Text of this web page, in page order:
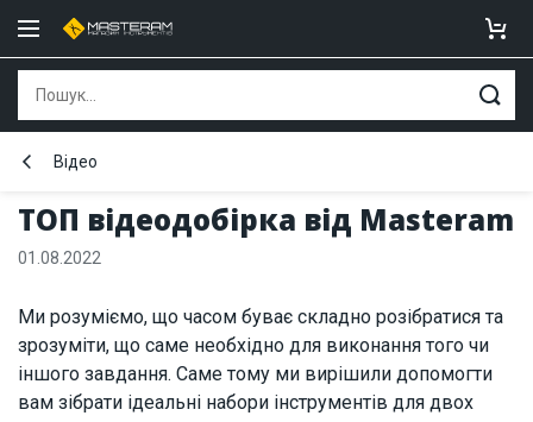
ТОП відеодобірка від Masteram
Відео
01.08.2022
Ми розуміємо, що часом буває складно розібратися та
зрозуміти, що саме необхідно для виконання того чи
іншого завдання. Саме тому ми вирішили допомогти
вам зібрати ідеальні набори інструментів для двох